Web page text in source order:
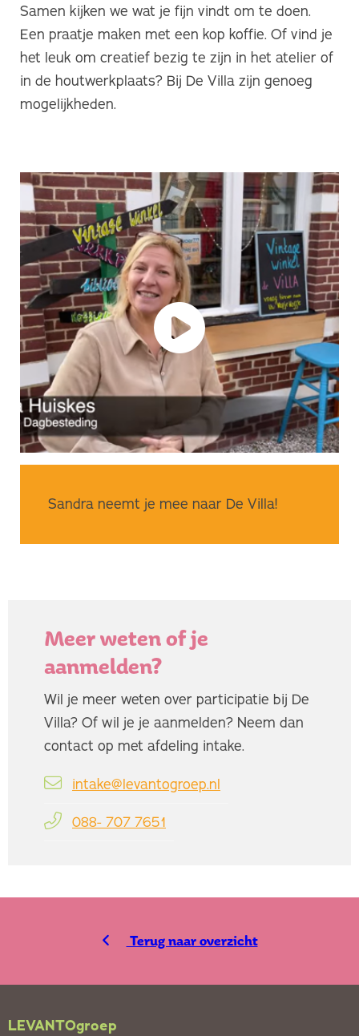
Samen kijken we wat je fijn vindt om te doen.
Een praatje maken met een kop koffie. Of vind je
het leuk om creatief bezig te zijn in het atelier of
in de houtwerkplaats? Bij De Villa zijn genoeg
mogelijkheden.
Sandra neemt je mee naar De Villa!
Meer weten of je
aanmelden?
Wil je meer weten over participatie bij De
Villa? Of wil je je aanmelden? Neem dan
contact op met afdeling intake.
intake@levantogroep.nl
088- 707 7651
Terug naar overzicht
LEVANTOgroep